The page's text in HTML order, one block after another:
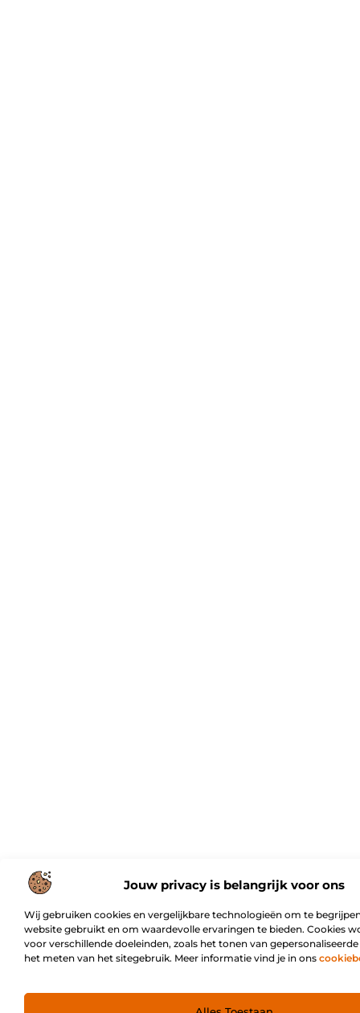
Jouw privacy is belangrijk voor ons
Wij gebruiken cookies en vergelijkbare technologieën om te
website gebruikt en om waardevolle ervaringen te bieden. Cookies
voor verschillende doeleinden, zoals het tonen van
het meten van het sitegebruik. Meer informatie vind je in ons